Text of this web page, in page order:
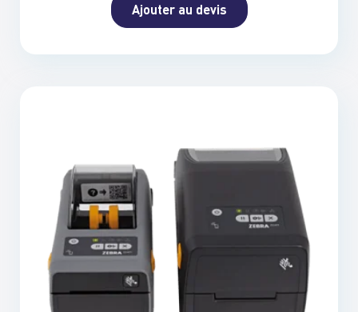
Ajouter au devis